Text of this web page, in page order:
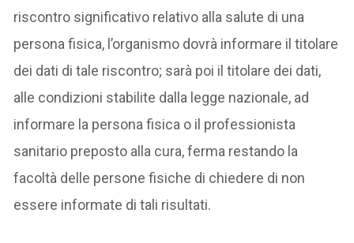
riscontro significativo relativo alla salute di una
persona fisica, l’organismo dovrà informare il titolare
dei dati di tale riscontro; sarà poi il titolare dei dati,
alle condizioni stabilite dalla legge nazionale, ad
informare la persona fisica o il professionista
sanitario preposto alla cura, ferma restando la
facoltà delle persone fisiche di chiedere di non
essere informate di tali risultati.